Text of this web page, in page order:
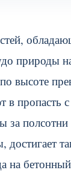
природы
высоте
в
за
на